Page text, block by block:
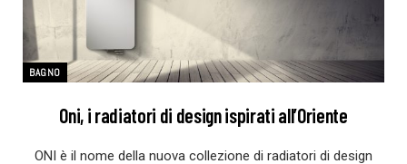
BAGNO
Oni, i radiatori di design ispirati all’Oriente
ONI è il nome della nuova collezione di radiatori di design